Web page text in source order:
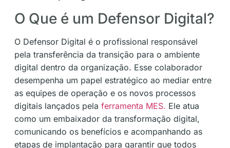
O Que é um Defensor Digital?
O Defensor Digital é o profissional responsável
pela transferência da transição para o ambiente
digital dentro da organização. Esse colaborador
desempenha um papel estratégico ao mediar entre
as equipes de operação e os novos processos
digitais lançados pela ferramenta MES. Ele atua
como um embaixador da transformação digital,
comunicando os benefícios e acompanhando as
etapas de implantação para garantir que todos